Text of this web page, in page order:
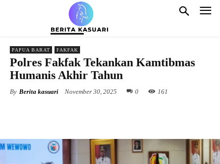
PAPUA BARAT FAKFAK
Polres Fakfak Tekankan Kamtibmas
Humanis Akhir Tahun
By Berita kasuari November 30, 2025 0 161